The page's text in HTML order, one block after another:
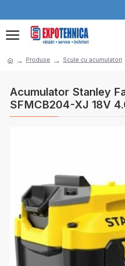
Produse Scule cu acumulatori
Acumulator Stanley
SFMCB204-XJ 18V